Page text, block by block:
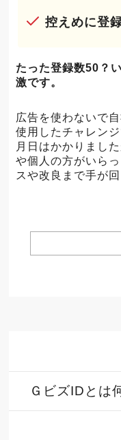
控えめに登
たった登録数50？
激です。
広告を使わないで
使用したチャレンジ
月日はかかりまし
や個人の方がいら
スや改良まで手が
ＧビズIDとは